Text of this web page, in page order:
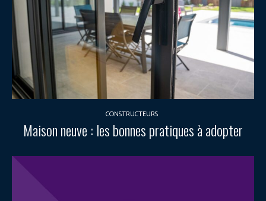
CONSTRUCTEURS
Maison neuve : les bonnes pratiques à adopter